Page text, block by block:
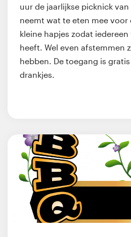
uur de jaarlijkse picknick
neemt wat te eten mee voor
kleine hapjes zodat iedereen
heeft. Wel even afstemmen
hebben. De toegang is
drankjes.